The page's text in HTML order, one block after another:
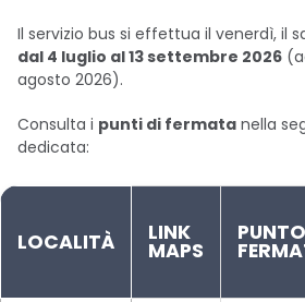
Il servizio bus si effettua il venerdì, il
dal 4 luglio al 13 settembre 2026
agosto 2026).
Consulta i punti di fermata nella
dedicata:
LOCALITÀ LINK
MAPS